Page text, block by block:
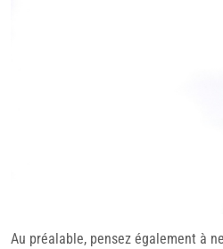
Au préalable, pensez également à